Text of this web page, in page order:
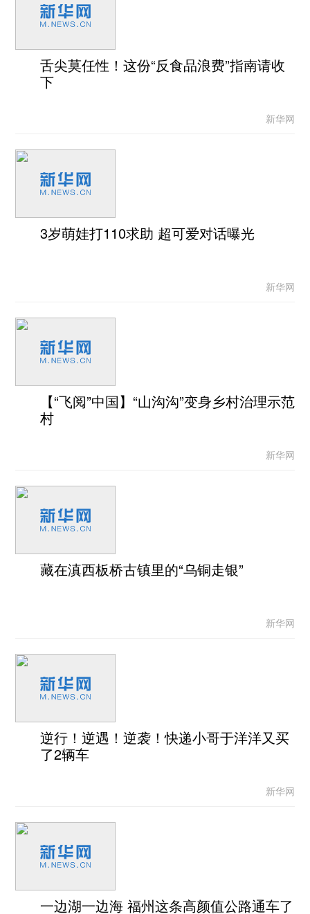
舌尖莫任性！这份“反食品浪费”指南请收
下
新华网
3岁萌娃打110求助 超可爱对话曝光
新华网
【“飞阅”中国】“山沟沟”变身乡村治理示范
村
新华网
藏在滇西板桥古镇里的“乌铜走银”
新华网
逆行！逆遇！逆袭！快递小哥于洋洋又买
了2辆车
新华网
一边湖一边海 福州这条高颜值公路通车了